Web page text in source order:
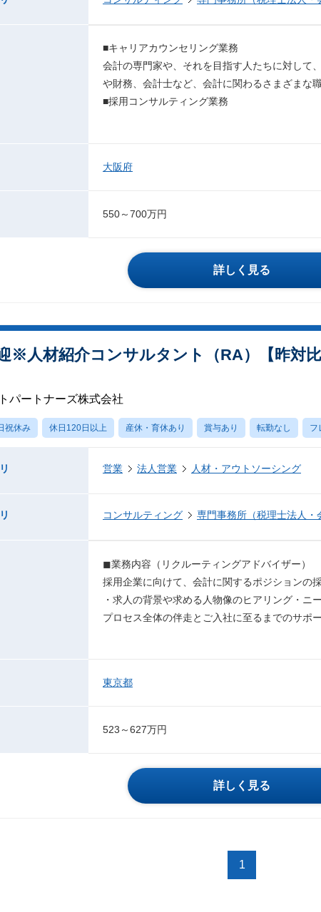
■キャリアカウンセリング業務
会計の専門家や、それを目指す人たちに対して
や財務、会計士など、会計に関わるさまざまな
■採用コンサルティング業務
大阪府
550～700万円
詳しく見る
※人材紹介コンサルタント（RA）【昨対
パートナーズ株式会社
祝休み 休日120日以上 産休・育休あり 賞与あり 転勤なし フ
営業 法人営業 人材・アウトソーシング
コンサルティング 専門事務所（税理士法人・
◼︎業務内容（リクルーティングアドバイザー）
採用企業に向けて、会計に関するポジションの
・求人の背景や求める人物像のヒアリング・
プロセス全体の伴走とご入社に至るまでのサポー
東京都
523～627万円
詳しく見る
1